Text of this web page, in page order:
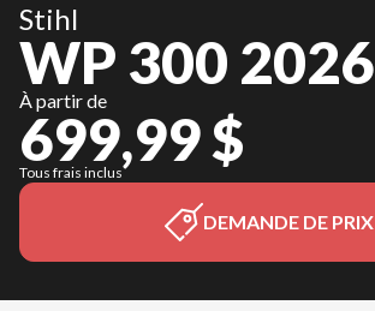
Stihl
WP 300 2026
À partir de
699,99 $
Tous frais inclus
DEMANDE DE PRIX